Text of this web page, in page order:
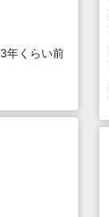
3年くらい前